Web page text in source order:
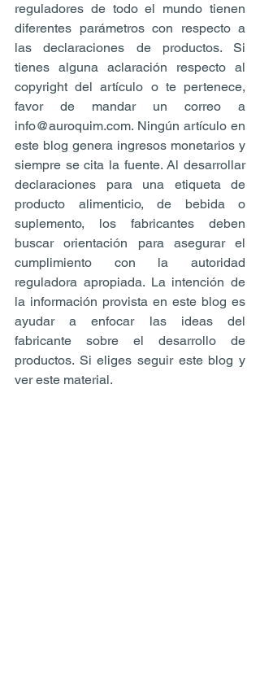
reguladores de todo el mundo tienen
diferentes parámetros con respecto a
las declaraciones de productos. Si
tienes alguna aclaración respecto al
copyright del artículo o te pertenece,
favor de mandar un correo a
info@auroquim.com. Ningún artículo en
este blog genera ingresos monetarios y
siempre se cita la fuente. Al desarrollar
declaraciones para una etiqueta de
producto alimenticio, de bebida o
suplemento, los fabricantes deben
buscar orientación para asegurar el
cumplimiento con la autoridad
reguladora apropiada. La intención de
la información provista en este blog es
ayudar a enfocar las ideas del
fabricante sobre el desarrollo de
productos. Si eliges seguir este blog y
ver este material.